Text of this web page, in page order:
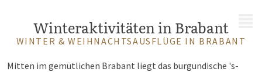
Winteraktivitäten in Brabant
WINTER & WEIHNACHTSAUSFLÜGE IN BRABANT
Mitten im gemütlichen Brabant liegt das burgundische 's-